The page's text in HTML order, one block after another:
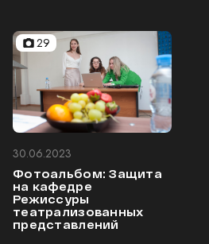
29
30.06.2023
Фотоальбом: Защита
на кафедре
Режиссуры
театрализованных
представлений